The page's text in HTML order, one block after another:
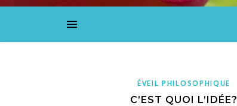
ÉVEIL PHILOSOPHIQUE
C’EST QUOI L’IDÉE?